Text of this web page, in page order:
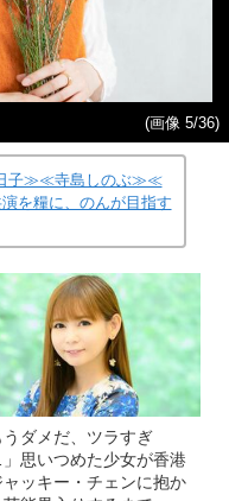
(画像 5/36)
子≫≪寺島しのぶ≫≪
を糧に、のんが目指す
うダメだ、ツラすぎ
思いつめた少女が香港
ャッキー・チェンに抱か